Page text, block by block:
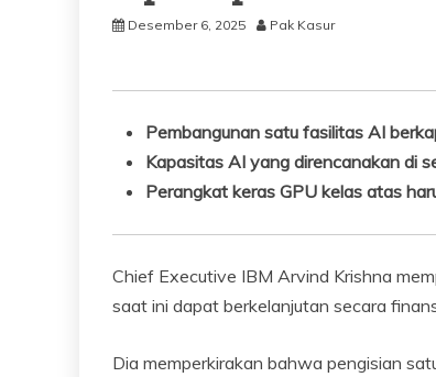
Desember 6, 2025 Pak Kasur
Pembangunan satu fasilitas AI
Kapasitas AI yang direncanakan di
Perangkat keras GPU kelas atas
Chief Executive IBM Arvind Krishna
saat ini dapat berkelanjutan secara
Dia memperkirakan bahwa pengisian